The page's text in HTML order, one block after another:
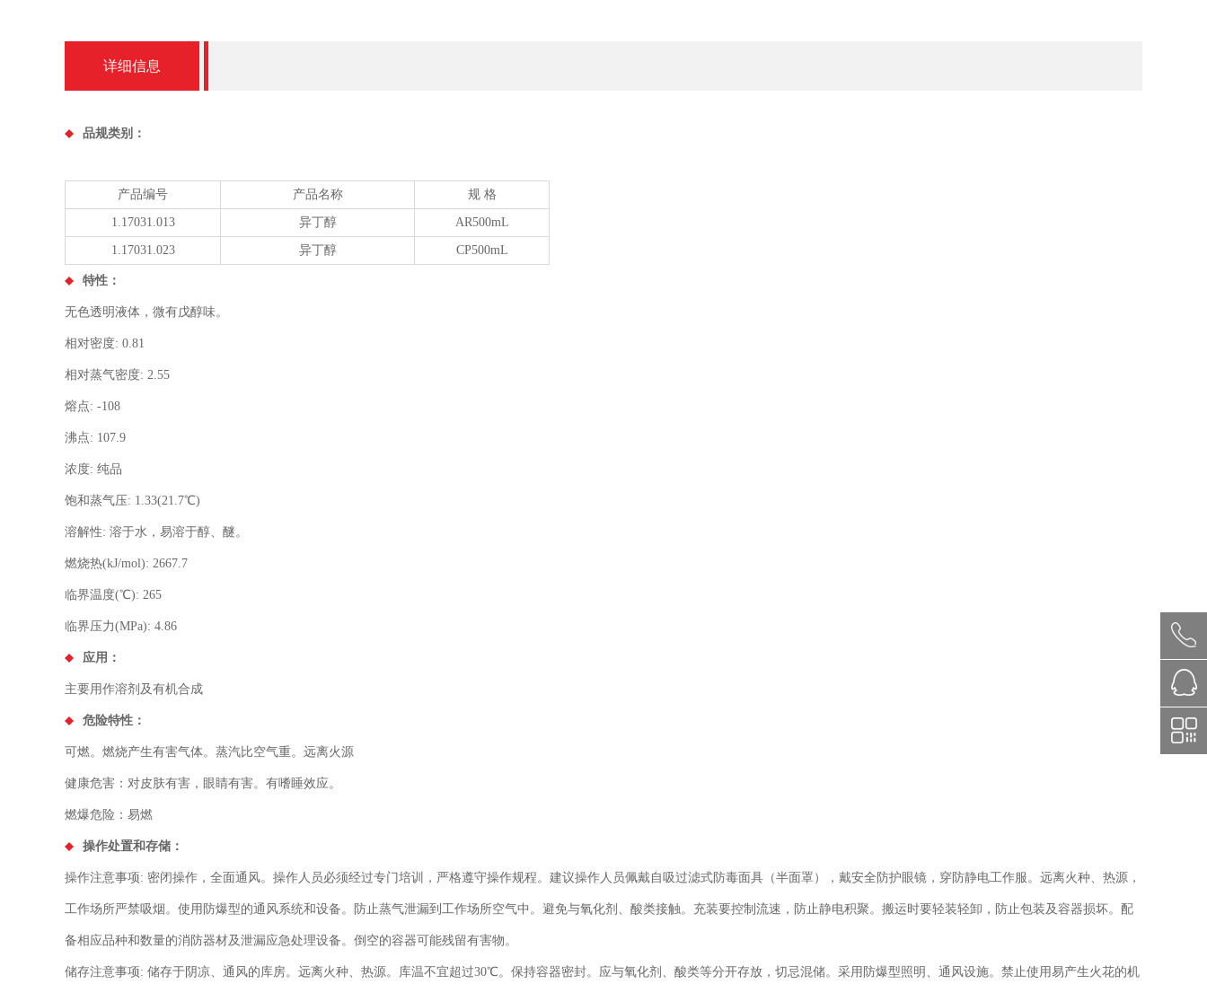
详细信息
品规类别：
产品编号 产品名称 规 格
1.17031.013 异丁醇 AR500mL
1.17031.023 异丁醇 CP500mL
特性：
无色透明液体，微有戊醇味。
相对密度: 0.81
相对蒸气密度: 2.55
熔点: -108
沸点: 107.9
浓度: 纯品
饱和蒸气压: 1.33(21.7℃)
溶解性: 溶于水，易溶于醇、醚。
燃烧热(kJ/mol): 2667.7
临界温度(℃): 265
临界压力(MPa): 4.86
应用：
主要用作溶剂及有机合成
危险特性：
可燃。燃烧产生有害气体。蒸汽比空气重。远离火源
健康危害：对皮肤有害，眼睛有害。有嗜睡效应。
燃爆危险：易燃
操作处置和存储：
操作注意事项: 密闭操作，全面通风。操作人员必须经过专门培训，严格遵守操作规程。建议操作人员佩戴自吸过滤式防毒面具（半面罩），戴安全防护眼镜，穿防静电工作服。远离火种、热源，
工作场所严禁吸烟。使用防爆型的通风系统和设备。防止蒸气泄漏到工作场所空气中。避免与氧化剂、酸类接触。充装要控制流速，防止静电积聚。搬运时要轻装轻卸，防止包装及容器损坏。配
备相应品种和数量的消防器材及泄漏应急处理设备。倒空的容器可能残留有害物。
储存注意事项: 储存于阴凉、通风的库房。远离火种、热源。库温不宜超过30℃。保持容器密封。应与氧化剂、酸类等分开存放，切忌混储。采用防爆型照明、通风设施。禁止使用易产生火花的机